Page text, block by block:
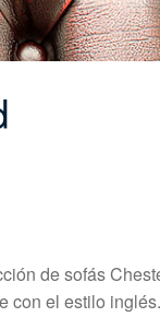
de sofás
con el estilo inglés.